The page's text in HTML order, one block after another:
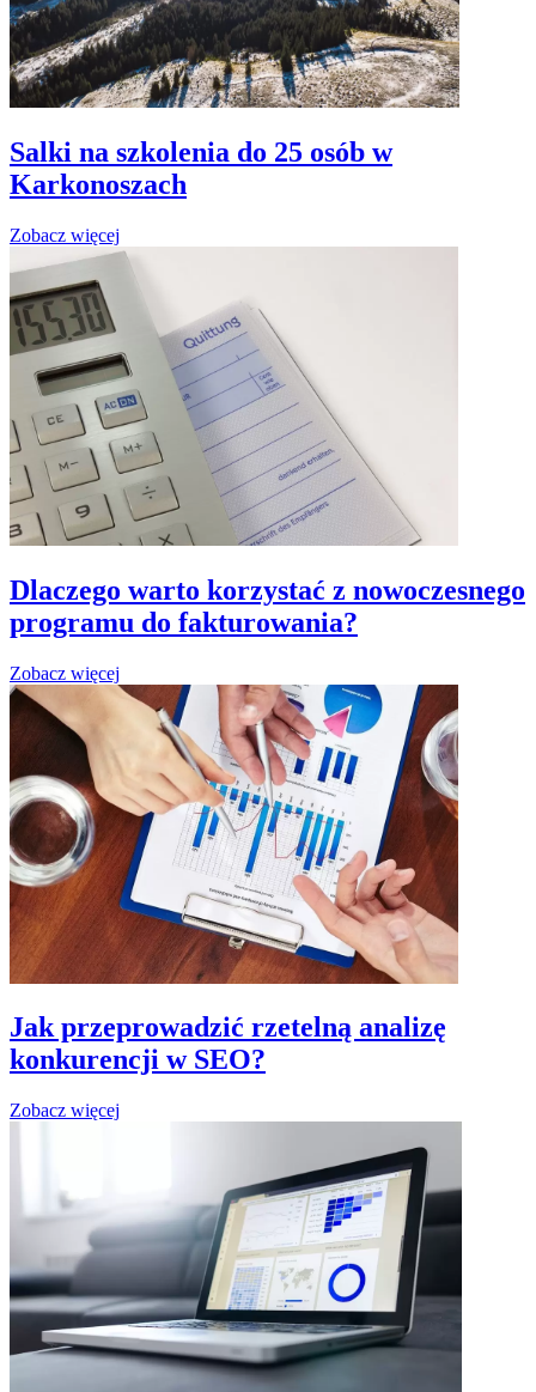
Salki na szkolenia do 25 osób w
Karkonoszach
Zobacz więcej
Dlaczego warto korzystać z nowoczesnego
programu do fakturowania?
Zobacz więcej
Jak przeprowadzić rzetelną analizę
konkurencji w SEO?
Zobacz więcej